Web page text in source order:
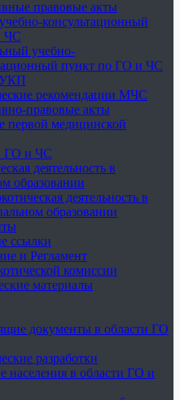
правовые акты
консультационный
ЧС
учебно-
пункт по ГО и ЧС
рекомендации МЧС
правовые акты
первой медицинской
ГО и ЧС
деятельность в
образовании
деятельность в
образовании
ссылки
и Регламент
комиссии
материалы
документы в области ГО
разработки
населения в области ГО и